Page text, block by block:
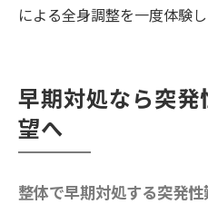
による全身調整を一度体験
早期対処なら突
望へ
整体で早期対処する突発